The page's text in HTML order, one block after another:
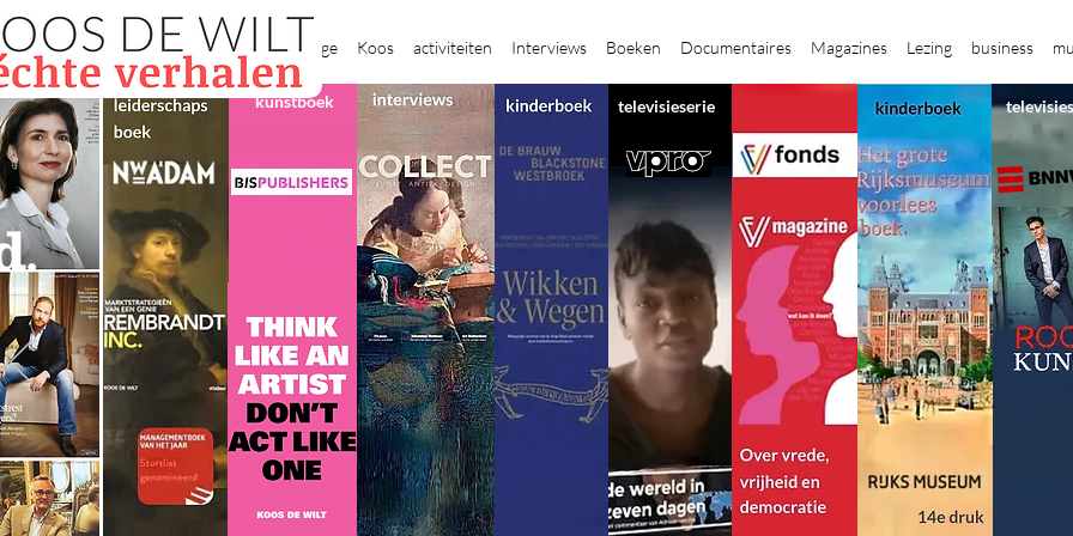
New Page Koos activiteiten Interviews Boeken Documentaires Magazines Lezing business
kunstboek televisieserie